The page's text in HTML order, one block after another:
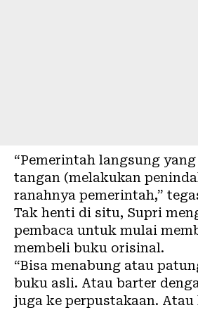
“Pemerintah langsung
tangan (melakukan
ranahnya pemerintah,”
Tak henti di situ, Supri
pembaca untuk mulai
membeli buku orisinal.
“Bisa menabung atau
buku asli. Atau barter
juga ke perpustakaan. Atau